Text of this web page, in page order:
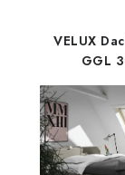
VELUX
GGL